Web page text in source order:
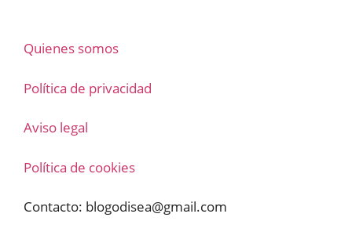
Quienes somos
Política de privacidad
Aviso legal
Política de cookies
Contacto: blogodisea@gmail.com